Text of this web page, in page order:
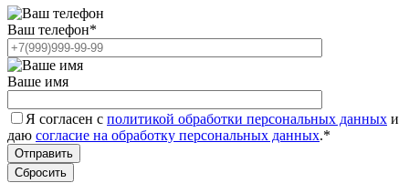
Ваш телефон*
Ваше имя
Я согласен с политикой обработки персональных данных и
даю согласие на обработку персональных данных.*